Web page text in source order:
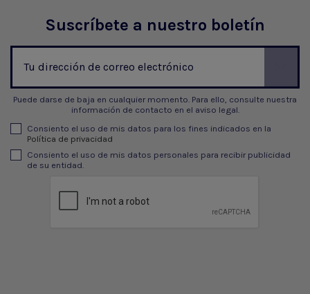
Suscríbete a nuestro boletín
Puede darse de baja en cualquier momento. Para ello, consulte nuestra
información de contacto en el aviso legal.
Consiento el uso de mis datos para los fines indicados en la
Política de privacidad
Consiento el uso de mis datos personales para recibir publicidad
de su entidad.